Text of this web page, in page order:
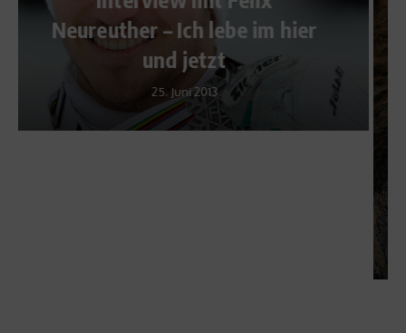
News
Souveräner Doppelsieg beim
Kyffhäuser Berglauf